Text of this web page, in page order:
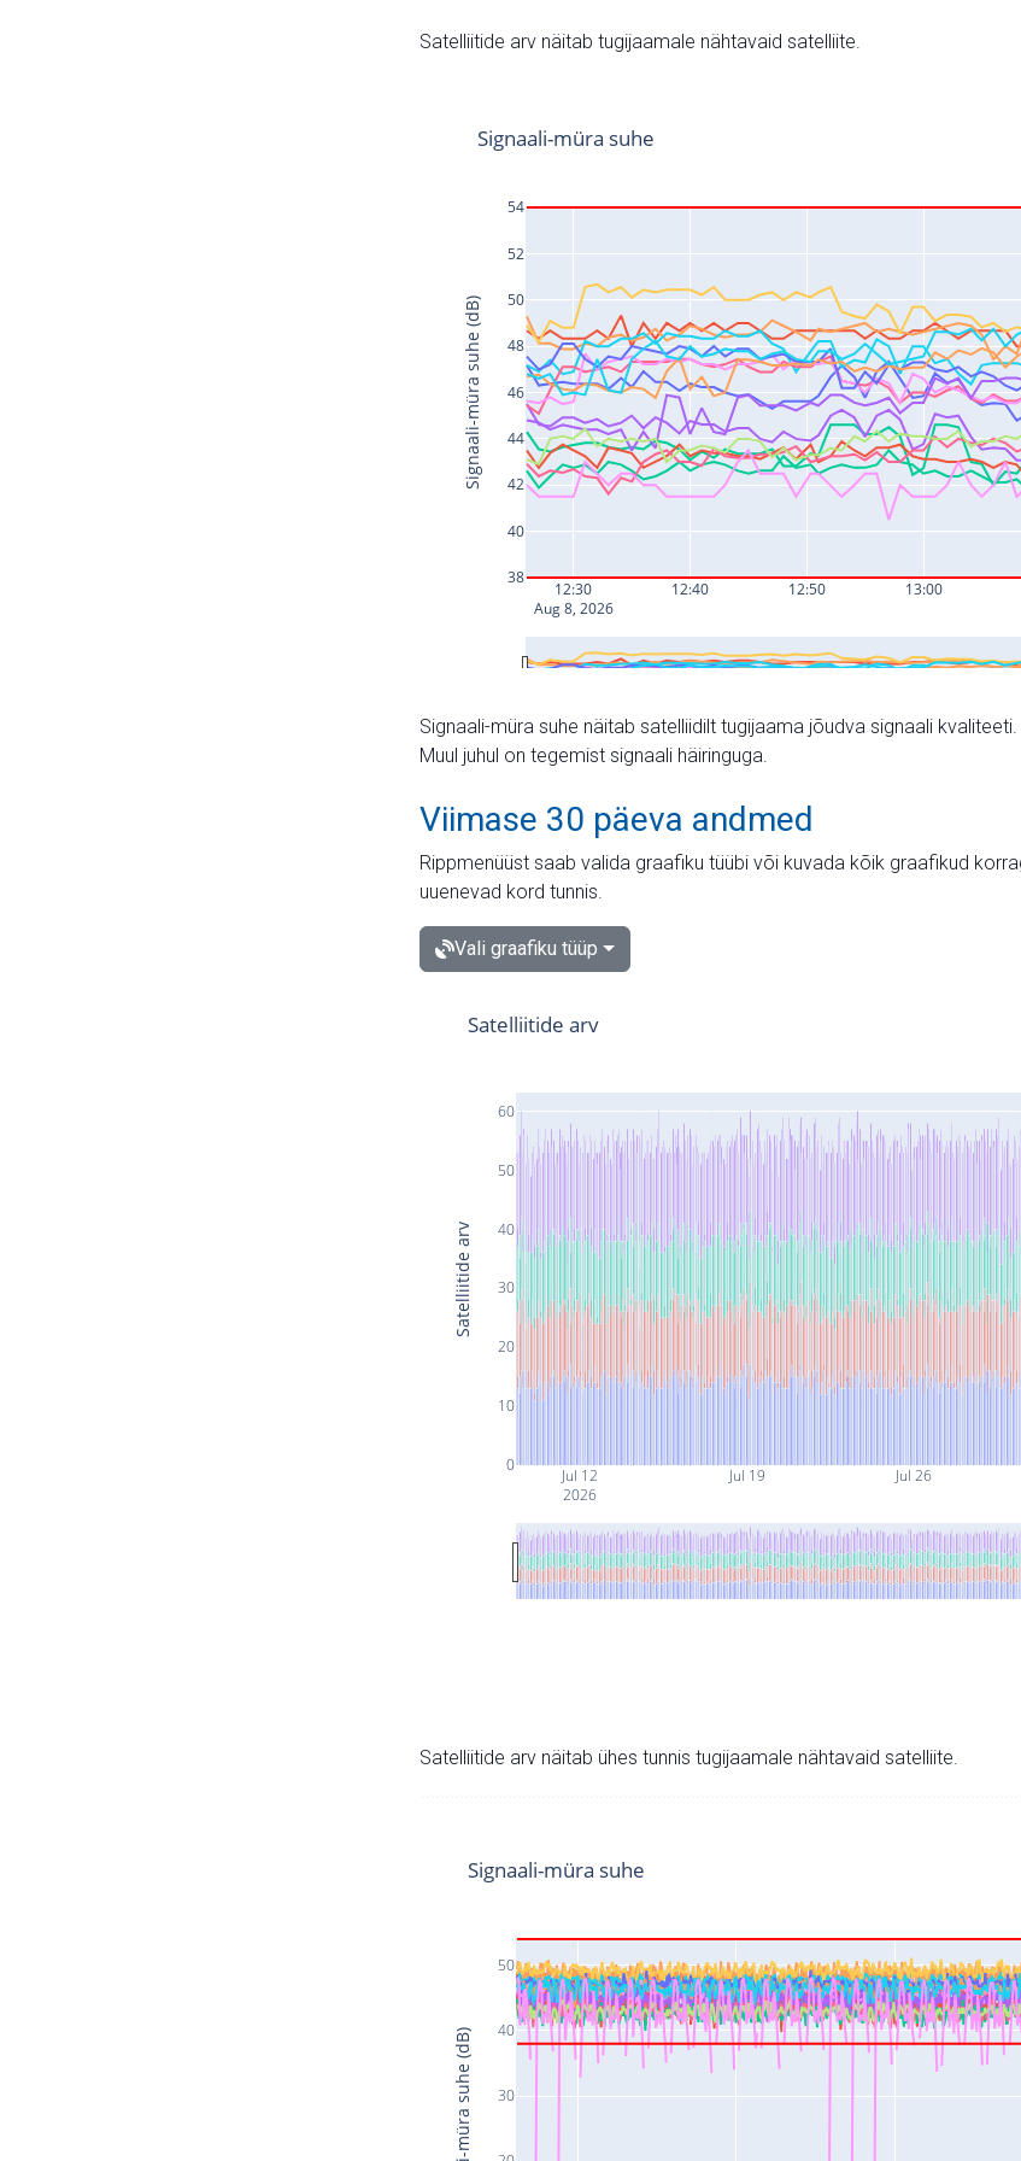
Satelliitide arv näitab tugijaamale nähtavaid satelliite.
Signaali-müra suhe näitab satelliidilt tugijaama jõudva signaali
Muul juhul on tegemist signaali häiringuga.
Viimase 30 päeva andmed
Rippmenüüst saab valida graafiku tüübi või kuvada kõik graafikud
uuenevad kord tunnis.
Vali graafiku tüüp
Jul 12
2026
Jul 19 Jul 26
0
10
20
30
40
50
60
Satelliitide arv
Satelliitide arv
Satelliitide arv näitab ühes tunnis tugijaamale nähtavaid satelliite.
30
40
50
Signaali-müra suhe